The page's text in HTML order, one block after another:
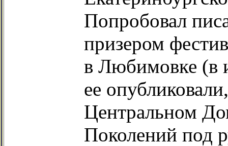
Попробовал
призером
в Любимовке (в
ее
Центральном
Поколений под